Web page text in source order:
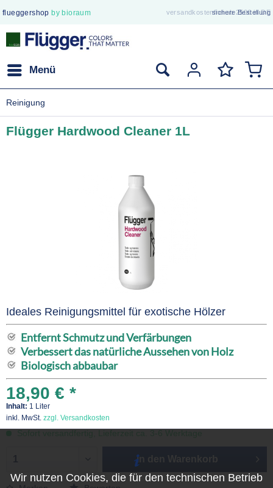
flueggershop by bioraum versandkostenfrei ab 250€ in DE
sichere Bestellung
Menü
Reinigung
Flügger Hardwood Cleaner 1L
Ideales Reinigungsmittel für exotische Hölzer
Entfernt Schmutz und Verfärbungen
Verbessert das natürliche Aussehen von Holz
Biologisch abbaubar
18,90 € *
Inhalt: 1 Liter
inkl. MwSt. zzgl. Versandkosten
In den
Wir nutzen Cookies, die für den technischen Betrieb